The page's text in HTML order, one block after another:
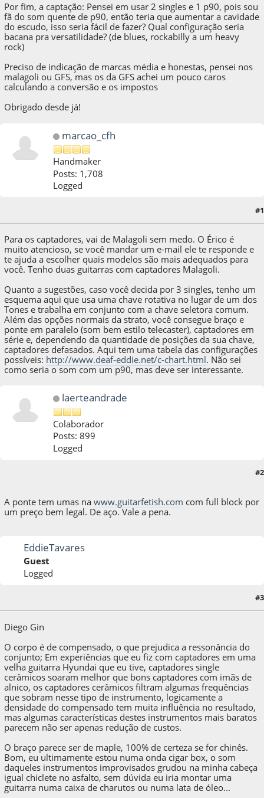
Por fim, a captação: Pensei em usar 2 singles e 1 p90, pois sou
fã do som quente de p90, então teria que aumentar a cavidade
do escudo, isso seria fácil de fazer? Qual configuração seria
bacana pra versatilidade? (de blues, rockabilly a um heavy
rock)
Preciso de indicação de marcas média e honestas, pensei nos
malagoli ou GFS, mas os da GFS achei um pouco caros
calculando a conversão e os impostos
Obrigado desde já!
marcao_cfh
Handmaker
Posts: 1,708
Logged
#1
Para os captadores, vai de Malagoli sem medo. O Érico é
muito atencioso, se você mandar um e-mail ele te responde e
te ajuda a escolher quais modelos são mais adequados para
você. Tenho duas guitarras com captadores Malagoli.
Quanto a sugestões, caso você decida por 3 singles, tenho um
esquema aqui que usa uma chave rotativa no lugar de um dos
Tones e trabalha em conjunto com a chave seletora comum.
Além das opções normais da strato, você consegue braço e
ponte em paralelo (som bem estilo telecaster), captadores em
série e, dependendo da quantidade de posições da sua chave,
captadores defasados. Aqui tem uma tabela das configurações
possíveis: http://www.deaf-eddie.net/c-chart.html. Não sei
como seria o som com um p90, mas deve ser interessante.
laerteandrade
Colaborador
Posts: 899
Logged
#2
A ponte tem umas nawww.guitarfetish.com com full block por
um preço bem legal. De aço. Vale a pena.
EddieTavares
Guest
Logged
#3
Diego Gin
O corpo é de compensado, o que prejudica a ressonância do
conjunto; Em experiências que eu fiz com captadores em uma
velha guitarra Hyundai que eu tive, captadores single
cerâmicos soaram melhor que bons captadores com imãs de
alnico, os captadores cerâmicos filtram algumas frequências
que sobram nesse tipo de instrumento, logicamente a
densidade do compensado tem muita influência no resultado,
mas algumas características destes instrumentos mais baratos
parecem não ser apenas redução de custos.
O braço parece ser de maple, 100% de certeza se for chinês.
Bom, eu ultimamente estou numa onda cigar box, o som
daqueles instrumentos improvisados grudou na minha cabeça
igual chiclete no asfalto, sem dúvida eu iria montar uma
guitarra numa caixa de charutos ou numa lata de óleo...